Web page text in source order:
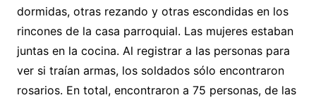
dormidas, otras rezando y otras escondidas en los
rincones de la casa parroquial. Las mujeres estaban
juntas en la cocina. Al registrar a las personas para
ver si traían armas, los soldados sólo encontraron
rosarios. En total, encontraron a 75 personas, de las